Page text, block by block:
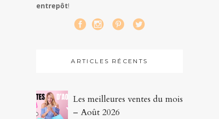
entrepôt!
ARTICLES RÉCENTS
Les meilleures ventes du mois
– Août 2026